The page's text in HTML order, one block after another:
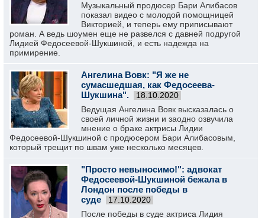
Музыкальный продюсер Бари Алибасов
показал видео с молодой помощницей
Викторией, и теперь ему приписывают
роман. А ведь шоумен еще не развелся с давней подругой
Лидией Федосеевой-Шукшиной, и есть надежда на
примирение.
Ангелина Вовк: "Я же не
сумасшедшая, как Федосеева-
Шукшина".
18.10.2020
Ведущая Ангелина Вовк высказалась о
своей личной жизни и заодно озвучила
мнение о браке актрисы Лидии
Федосеевой-Шукшиной с продюсером Бари Алибасовым,
который трещит по швам уже несколько месяцев.
"Просто невыносимо!": адвокат
Федосеевой-Шукшиной бежала в
Лондон после победы в
суде
17.10.2020
После победы в суде актриса Лидия